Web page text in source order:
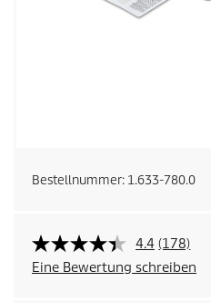
Bestellnummer: 1.633-780.0
4.4 (178)
Eine Bewertung schreiben